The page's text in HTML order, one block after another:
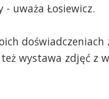
uważa Łosiewicz.
doświadczeniach
wystawa zdjęć z